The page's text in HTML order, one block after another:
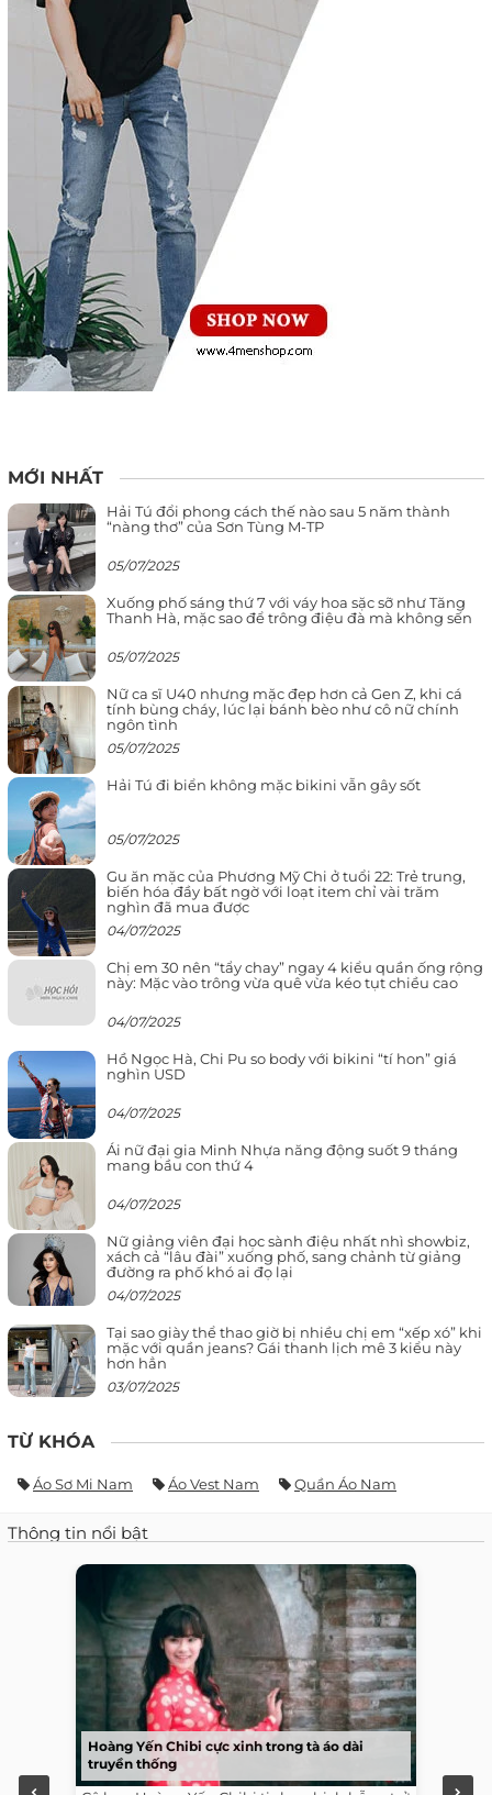
MỚI NHẤT
Hải Tú đổi phong cách thế nào sau 5 năm thành
“nàng thơ” của Sơn Tùng M-TP
05/07/2025
Xuống phố sáng thứ 7 với váy hoa sặc sỡ như Tăng
Thanh Hà, mặc sao để trông điệu đà mà không sến
05/07/2025
Nữ ca sĩ U40 nhưng mặc đẹp hơn cả Gen Z, khi cá
tính bùng cháy, lúc lại bánh bèo như cô nữ chính
ngôn tình
05/07/2025
Hải Tú đi biển không mặc bikini vẫn gây sốt
05/07/2025
Gu ăn mặc của Phương Mỹ Chi ở tuổi 22: Trẻ trung,
biến hóa đầy bất ngờ với loạt item chỉ vài trăm
nghìn đã mua được
04/07/2025
Chị em 30 nên “tẩy chay” ngay 4 kiểu quần ống rộng
này: Mặc vào trông vừa quê vừa kéo tụt chiều cao
04/07/2025
Hồ Ngọc Hà, Chi Pu so body với bikini “tí hon” giá
nghìn USD
04/07/2025
Ái nữ đại gia Minh Nhựa năng động suốt 9 tháng
mang bầu con thứ 4
04/07/2025
Nữ giảng viên đại học sành điệu nhất nhì showbiz,
xách cả “lâu đài” xuống phố, sang chảnh từ giảng
đường ra phố khó ai đọ lại
04/07/2025
Tại sao giày thể thao giờ bị nhiều chị em “xếp xó” khi
mặc với quần jeans? Gái thanh lịch mê 3 kiểu này
hơn hẳn
03/07/2025
TỪ KHÓA
Áo Sơ Mi Nam Áo Vest Nam Quần Áo Nam
Thông tin nổi bật
Hoàng Yến Chibi cực xinh trong tà áo dài
truyền thống